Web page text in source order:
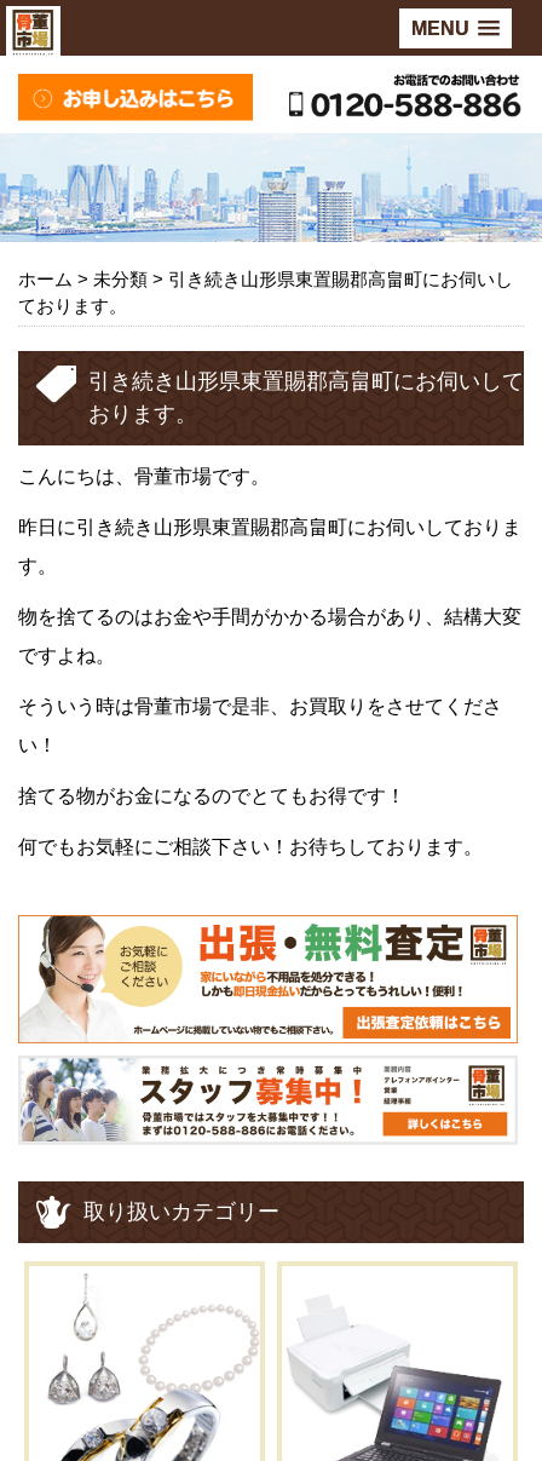
MENU
ホーム > 未分類 > 引き続き山形県東置賜郡高畠町にお伺いし
ております。
引き続き山形県東置賜郡高畠町にお伺いして
おります。
こんにちは、骨董市場です。
昨日に引き続き山形県東置賜郡高畠町にお伺いしておりま
す。
物を捨てるのはお金や手間がかかる場合があり、結構大変
ですよね。
そういう時は骨董市場で是非、お買取りをさせてくださ
い！
捨てる物がお金になるのでとてもお得です！
何でもお気軽にご相談下さい！お待ちしております。
取り扱いカテゴリー